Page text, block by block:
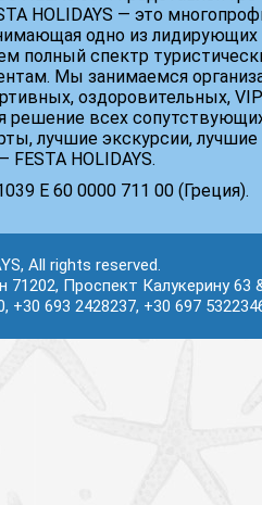
HOLIDAYS — это
одно из
полный спектр
Мы занимаемся
оздоровительных,
решение всех
лучшие экскурсии, лучшие
FESTA HOLIDAYS.
Е 60 0000 711 00 (Греция).
All rights reserved.
71202, Проспект Калукерину 63
+30 693 2428237, +30 697